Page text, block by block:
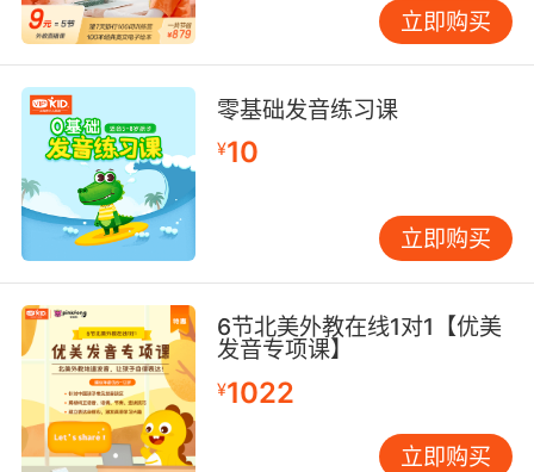
立即购买
零基础发音练习课
¥10
立即购买
6节北美外教在线1对1【优美
发音专项课】
¥1022
立即购买